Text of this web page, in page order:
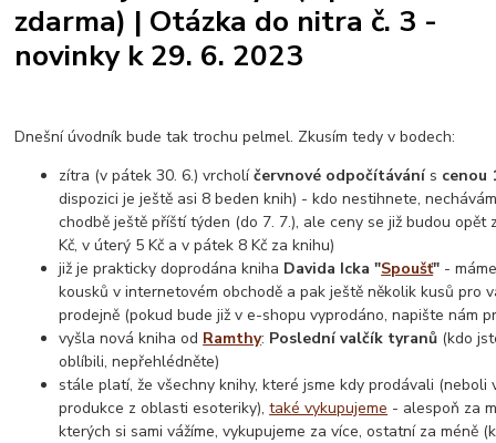
zdarma) | Otázka do nitra č. 3 -
novinky k 29. 6. 2023
Dnešní úvodník bude tak trochu pelmel. Zkusím tedy v bodech:
zítra (v pátek 30. 6.) vrcholíčervnové odpočítávánís cenou
dispozici je ještě asi 8 beden knih) - kdo nestihnete,
chodbě ještě příští týden (do 7. 7.), ale ceny se již budou opět
Kč, v úterý 5 Kč a v pátek 8 Kč za knihu)
již je prakticky doprodána kniha Davida Icka "Spoušť" -
kousků v internetovém obchodě a pak ještě několik kusů pro
prodejně (pokud bude již v e-shopu vyprodáno, napište nám
vyšla nová kniha od Ramthy: Poslední valčík tyranů (kdo
oblíbili, nepřehlédněte)
stále platí, že všechny knihy, které jsme kdy prodávali (neboli
produkce z oblasti esoteriky),také vykupujeme - alespoň za
kterých si sami vážíme, vykupujeme za více, ostatní za méně